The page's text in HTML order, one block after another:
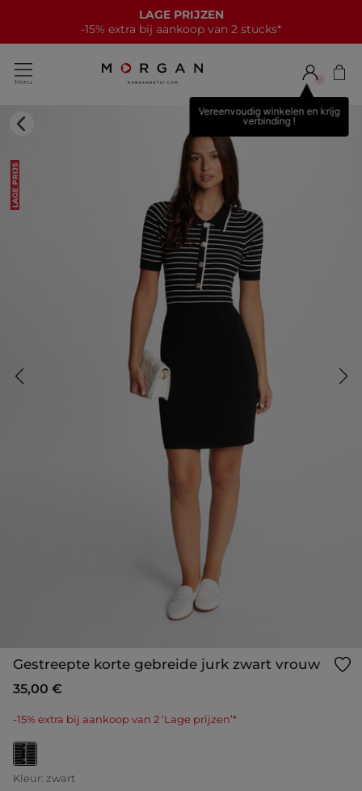
LAGE PRIJZEN
-15% extra bij aankoop van 2 stucks*
Vereenvoudig winkelen en krijg
verbinding !
LAGE PRIJS
Gestreepte korte gebreide jurk zwart vrouw
35,00 €
-15% extra bij aankoop van 2 ‘Lage prijzen’*
geselecteerd
Kleur: zwart